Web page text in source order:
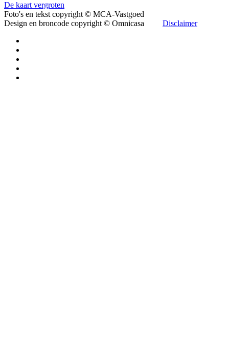
De kaart vergroten
Foto's en tekst copyright © MCA-Vastgoed
Design en broncode copyright © Omnicasa Disclaimer